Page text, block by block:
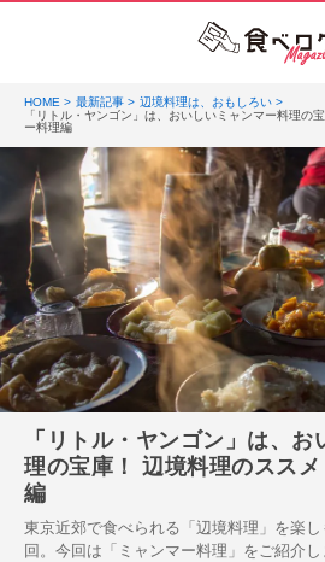
HOME 最新記事
辺境料理は、おもしろい
「リトル・ヤンゴン」は、おいしいミャンマー料理の
ー料理編
「リトル・ヤンゴン」は、
理の宝庫！ 辺境料理のスス
編
東京近郊で食べられる「辺境料理」を楽
回。今回は「ミャンマー料理」をご紹介し